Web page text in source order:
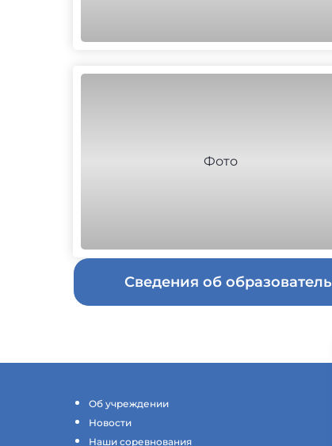
Сведения об
Об учреждении
Новости
Наши соревнования